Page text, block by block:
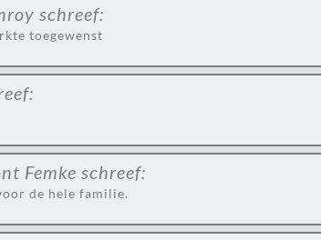
schreef:
toegewenst
Femke schreef:
de hele familie.